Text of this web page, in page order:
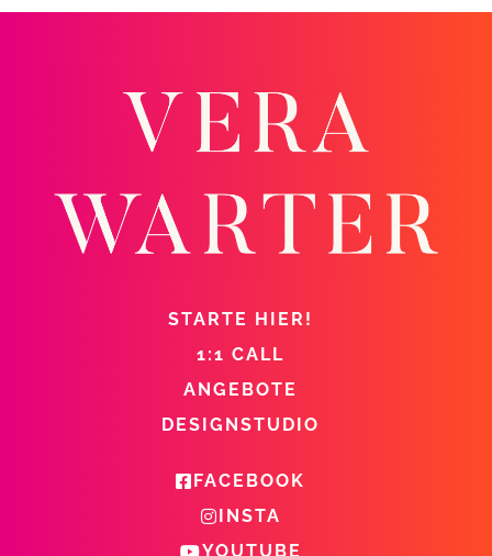
STARTE HIER!
1:1 CALL
ANGEBOTE
DESIGNSTUDIO
FACEBOOK
INSTA
YOUTUBE